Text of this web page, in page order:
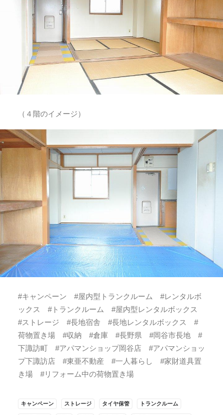
（４階のイメージ）
#キャンペーン #屋内型トランクルーム #レンタルボ
ックス #トランクルーム #屋内型レンタルボックス
#ストレージ #長地宿舎 #長地レンタルボックス #
荷物置き場 #収納 #倉庫 #長野県 #岡谷市長地 #
下諏訪町 #アパマンショップ岡谷店 #アパマンショッ
プ下諏訪店 #東亜不動産 #一人暮らし #家財道具置
き場 #リフォーム中の荷物置き場
キャンペーン ストレージ タイヤ保管 トランクルーム